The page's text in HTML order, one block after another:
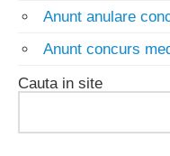
Anunt anulare
Anunt concurs
Cauta in site